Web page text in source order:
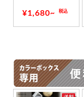
¥1,680~ 税込